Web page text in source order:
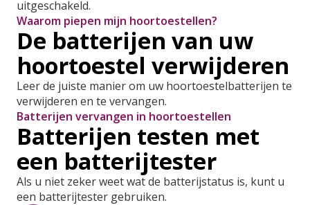
uitgeschakeld.
Waarom piepen mijn hoortoestellen?
De batterijen van uw
hoortoestel verwijderen
Leer de juiste manier om uw hoortoestelbatterijen te
verwijderen en te vervangen.
Batterijen vervangen in hoortoestellen
Batterijen testen met
een batterijtester
Als u niet zeker weet wat de batterijstatus is, kunt u
een batterijtester gebruiken.